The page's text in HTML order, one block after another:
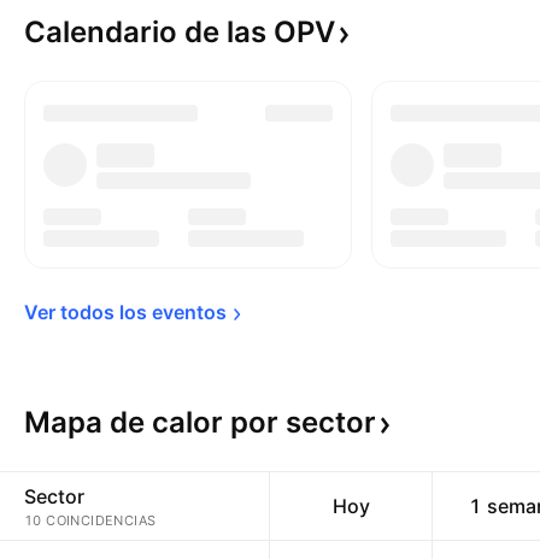
Calendario de las OPV
Ver todos los eventos
Mapa de calor por sector
Sector
10 COINCIDENCIAS
Hoy 1